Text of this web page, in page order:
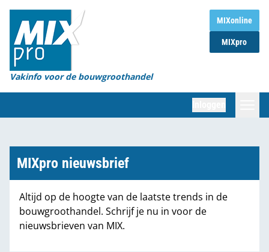
MIXonline
MIXpro
Vakinfo voor de bouwgroothandel
Home
Magazines
Organisaties
Marktcijfers
Partners
MIXpro nieuwsbrief
Altijd op de hoogte van de laatste trends in de
bouwgroothandel. Schrijf je nu in voor de
nieuwsbrieven van MIX.